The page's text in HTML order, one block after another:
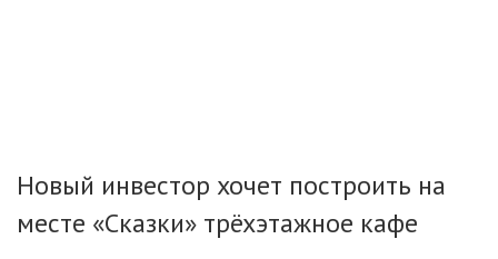
Новый инвестор хочет построить на
месте «Сказки» трёхэтажное кафе